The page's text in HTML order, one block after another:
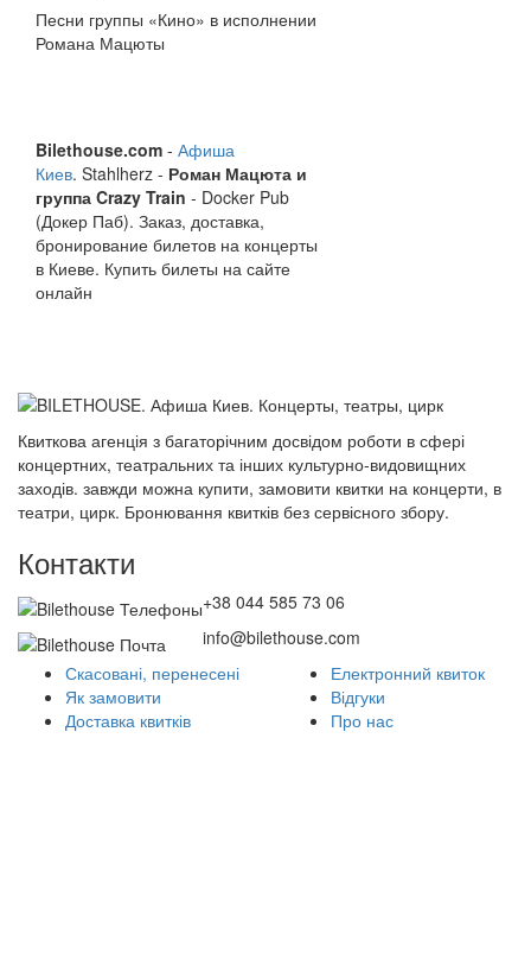
Песни группы «Кино» в исполнении
Романа Мацюты
Bilethouse.com - Афиша
Киев. Stahlherz - Роман Мацюта и
группа Crazy Train - Docker Pub
(Докер Паб). Заказ, доставка,
бронирование билетов на концерты
в Киеве. Купить билеты на сайте
онлайн
Квиткова агенція з багаторічним досвідом роботи в сфері
концертних, театральних та інших культурно-видовищних
заходів. завжди можна купити, замовити квитки на концерти, в
театри, цирк. Бронювання квитків без сервісного збору.
Контакти
+38 044 585 73 06
info@bilethouse.com
Скасовані, перенесені
Як замовити
Доставка квитків
Електронний квиток
Відгуки
Про нас